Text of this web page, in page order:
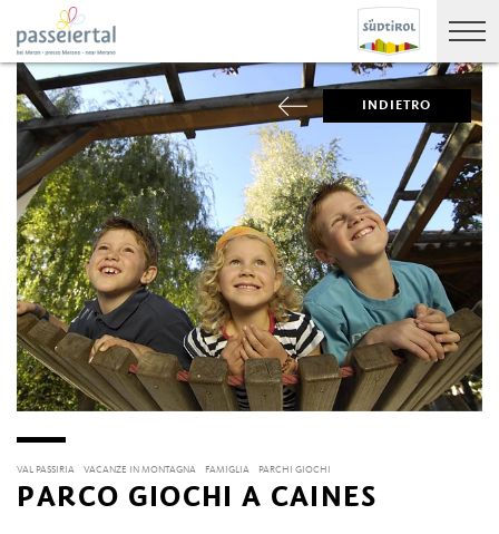
INDIETRO
VAL PASSIRIA VACANZE IN MONTAGNA FAMIGLIA PARCHI GIOCHI
PARCO GIOCHI A CAINES